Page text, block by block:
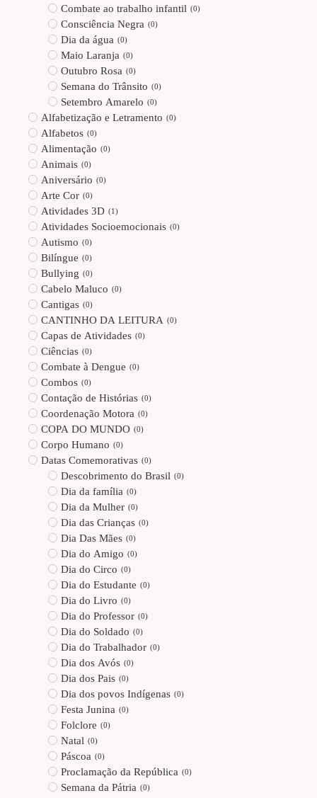
Combate ao trabalho infantil (0)
Consciência Negra (0)
Dia da água (0)
Maio Laranja (0)
Outubro Rosa (0)
Semana do Trânsito (0)
Setembro Amarelo (0)
Alfabetização e Letramento (0)
Alfabetos (0)
Alimentação (0)
Animais (0)
Aniversário (0)
Arte Cor (0)
Atividades 3D (1 )
Atividades Socioemocionais (0)
Autismo (0)
Bilíngue (0)
Bullying (0)
Cabelo Maluco (0)
Cantigas (0)
CANTINHO DA LEITURA (0)
Capas de Atividades (0)
Ciências (0)
Combate à Dengue (0)
Combos (0)
Contação de Histórias (0)
Coordenação Motora (0)
COPA DO MUNDO (0)
Corpo Humano (0)
Datas Comemorativas (0)
Descobrimento do Brasil (0)
Dia da família (0)
Dia da Mulher (0)
Dia das Crianças (0)
Dia Das Mães (0)
Dia do Amigo (0)
Dia do Circo (0)
Dia do Estudante (0)
Dia do Livro (0)
Dia do Professor (0)
Dia do Soldado (0)
Dia do Trabalhador (0)
Dia dos Avós (0)
Dia dos Pais (0)
Dia dos povos Indígenas (0)
Festa Junina (0)
Folclore (0)
Natal (0)
Páscoa (0)
Proclamação da República (0)
Semana da Pátria (0)